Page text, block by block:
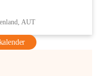
AUT